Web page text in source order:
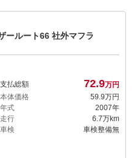
ールート66 社外マフラ
支払総額 72.9万円
本体価格
59. 9万円
年式
2007年
走行
6.7万km
車検
車検整備無